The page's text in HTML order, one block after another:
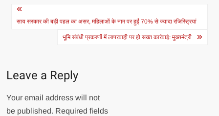
Post
navigation
साय सरकार की बड़ी पहल का असर, महिलाओं के नाम पर हुईं 70% से ज्यादा रजिस्ट्रियां
भूमि संबंधी प्रकरणों में लापरवाही पर हो सख्त कार्रवाई: मुख्यमंत्री
Leave a Reply
Your email address will not
be published. Required fields